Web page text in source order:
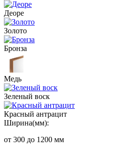
Деоре
Золото
Бронза
Медь
Зеленый воск
Красный антрацит
Ширина(мм):
от 300 до 1200 мм